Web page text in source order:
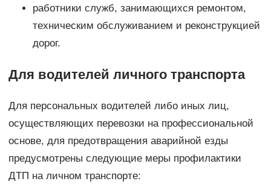
работники служб, занимающихся ремонтом,
техническим обслуживанием и реконструкцией
дорог.
Для водителей личного транспорта
Для персональных водителей либо иных лиц,
осуществляющих перевозки на профессиональной
основе, для предотвращения аварийной езды
предусмотрены следующие меры профилактики
ДТП на личном транспорте: